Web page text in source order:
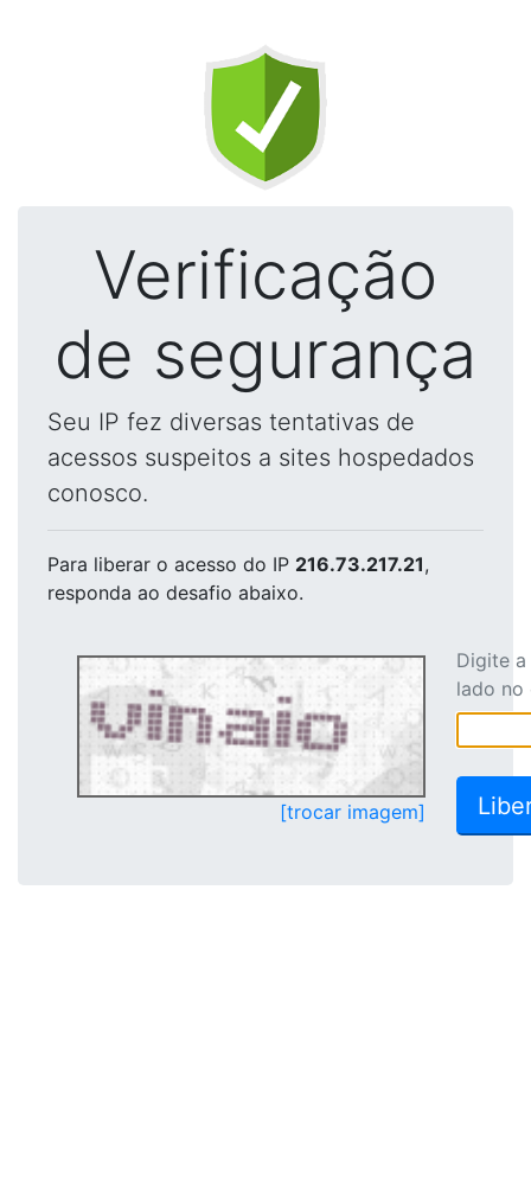
Verificação
de segurança
Seu IP fez diversas tentativas de
acessos suspeitos a sites hospedados
conosco.
Para liberar o acesso do IP 216.73.217.21,
responda ao desafio abaixo.
[trocar imagem]
Digite
lado no